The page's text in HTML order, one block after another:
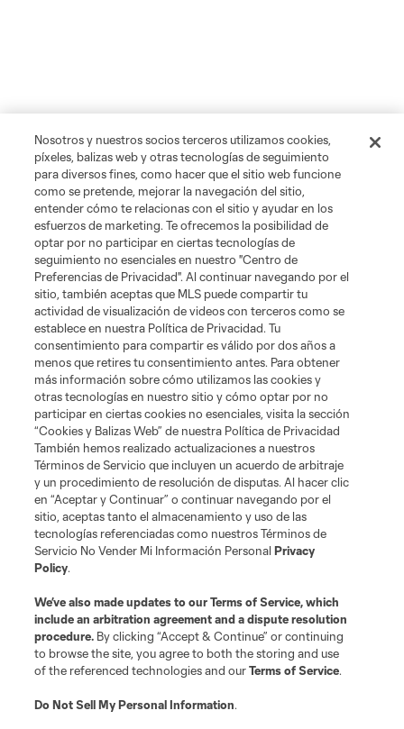
Nosotros y nuestros socios terceros utilizamos cookies,
píxeles, balizas web y otras tecnologías de seguimiento
para diversos fines, como hacer que el sitio web funcione
como se pretende, mejorar la navegación del sitio,
entender cómo te relacionas con el sitio y ayudar en los
esfuerzos de marketing. Te ofrecemos la posibilidad de
optar por no participar en ciertas tecnologías de
seguimiento no esenciales en nuestro "Centro de
Preferencias de Privacidad". Al continuar navegando por el
sitio, también aceptas que MLS puede compartir tu
actividad de visualización de videos con terceros como se
establece en nuestra Política de Privacidad. Tu
consentimiento para compartir es válido por dos años a
menos que retires tu consentimiento antes. Para obtener
más información sobre cómo utilizamos las cookies y
otras tecnologías en nuestro sitio y cómo optar por no
participar en ciertas cookies no esenciales, visita la sección
“Cookies y Balizas Web” de nuestra Política de Privacidad
También hemos realizado actualizaciones a nuestros
Términos de Servicio que incluyen un acuerdo de arbitraje
y un procedimiento de resolución de disputas. Al hacer clic
en “Aceptar y Continuar” o continuar navegando por el
sitio, aceptas tanto el almacenamiento y uso de las
tecnologías referenciadas como nuestros Términos de
Servicio No Vender Mi Información PersonalPrivacy
Policy.
We’ve also made updates to ourTerms of Service, which
include an arbitration agreement and a dispute resolution
procedure. By clicking “Accept & Continue” or continuing
to browse the site, you agree to both the storing and use
of the referenced technologies and ourTerms of Service.
Do Not Sell My Personal Information.